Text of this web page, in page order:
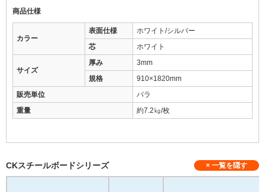
商品仕様
カラー
表面仕様
ホワイト/シルバー
芯
ホワイト
サイズ
厚み
3mm
規格
910×1820mm
販売単位
バラ
重量
約7.2㎏/枚
CKスチールボードシリーズ